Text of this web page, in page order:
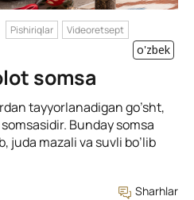
Pishiriqlar Videoretsept
o'zbek
somsa
tayyorlanadigan go’sht,
Bunday somsa
juda mazali va suvli bo’lib
Sharhlar